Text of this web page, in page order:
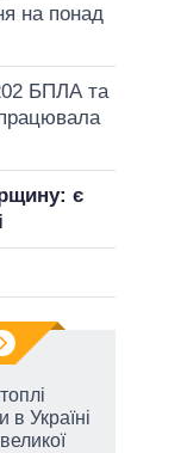
на понад
БПЛА та
є
Україні